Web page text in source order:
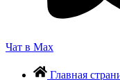
Чат в Max
Главная